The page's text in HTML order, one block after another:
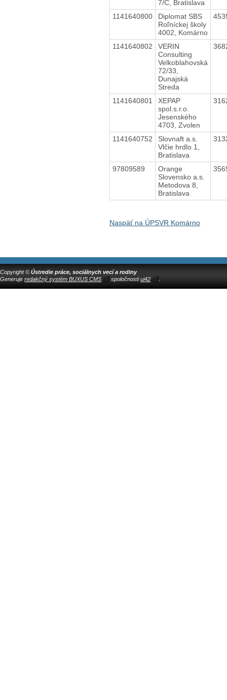
7/C, Bratislava
1141640800
Diplomat SBS
Roľníckej školy
4002, Komárno
1141640802
VERIN
Consulting
Velkoblahovská
72/33,
Dunajská
Streda
1141640801
XEPAP
spol.s.r.o.
Jesenského
4703, Zvolen
1141640752
Slovnaft a.s.
Vlčie hrdlo 1,
Bratislava
97809589
Orange
Slovensko a.s.
Metodova 8,
Bratislava
Naspäť na ÚPSVR Komárno
Copyright © Ústredie práce, sociálnych vecí a rodiny
Generuje redakčný systém BUXUS CMS spoločnostiui42